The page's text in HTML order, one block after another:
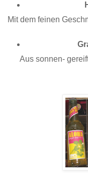
Mit dem feinen
Aus sonnen-